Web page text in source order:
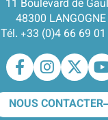
11 Boulevard de
48300 LANGOGNE
Tél. +33 (0)4 66 69
NOUS CONTACTER